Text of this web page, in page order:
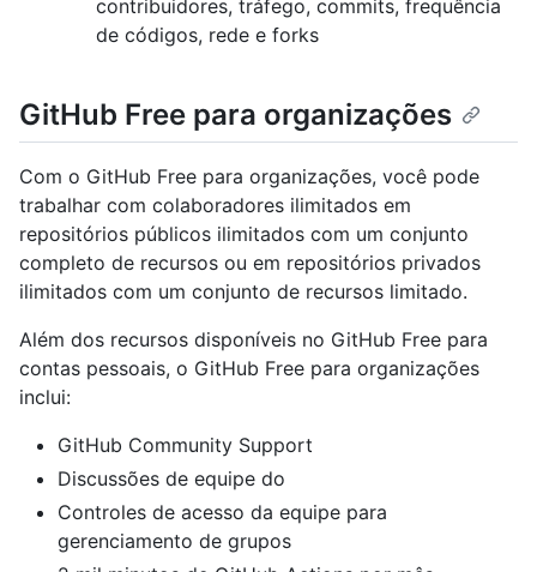
contribuidores, tráfego, commits, frequência
de códigos, rede e forks
GitHub Free para organizações
Com o GitHub Free para organizações, você pode
trabalhar com colaboradores ilimitados em
repositórios públicos ilimitados com um conjunto
completo de recursos ou em repositórios privados
ilimitados com um conjunto de recursos limitado.
Além dos recursos disponíveis no GitHub Free para
contas pessoais, o GitHub Free para organizações
inclui:
GitHub Community Support
Discussões de equipe do
Controles de acesso da equipe para
gerenciamento de grupos